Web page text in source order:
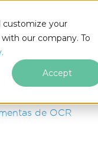
customize your
our company. To
Accept
de OCR